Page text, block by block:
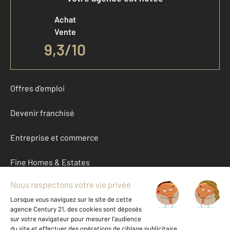
Achat
Vente
9,3/10
Offres d'emploi
Devenir franchisé
Entreprise et commerce
Fine Homes & Estates
À propos
International